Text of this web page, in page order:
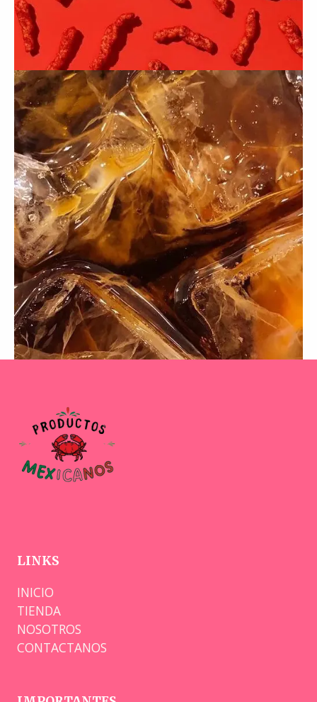
LINKS
INICIO
TIENDA
NOSOTROS
CONTACTANOS